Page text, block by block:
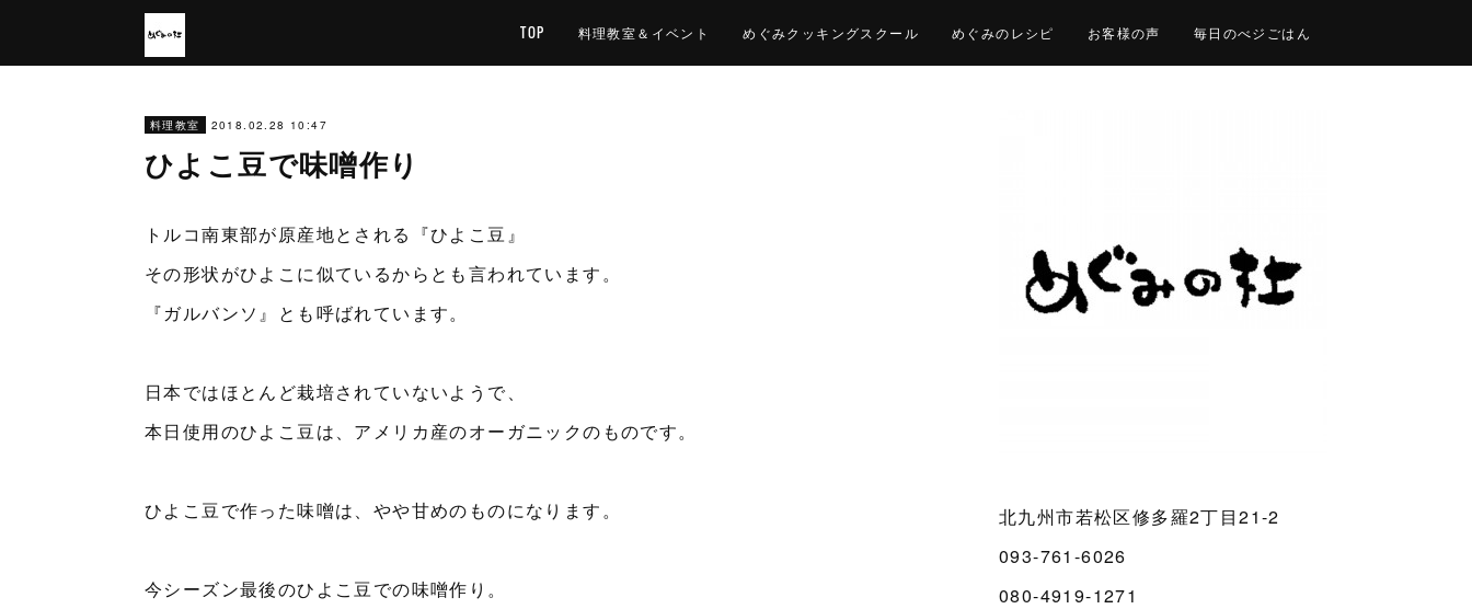
TOP 料理教室＆イベント めぐみクッキングスクール めぐみのレシピ お客様の声 毎日のべジごはん
料理教室 2018.02.28 10:47
ひよこ豆で味噌作り
トルコ南東部が原産地とされる『ひよこ豆』
その形状がひよこに似ているからとも言われています。
『ガルバンソ』とも呼ばれています。
日本ではほとんど栽培されていないようで、
本日使用のひよこ豆は、アメリカ産のオーガニックのものです。
ひよこ豆で作った味噌は、やや甘めのものになります。
今シーズン最後のひよこ豆での味噌作り。
北九州市若松区修多羅2丁目21-2
093-761-6026
080-4919-1271